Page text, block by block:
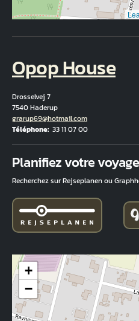
Opop House
Drosselvej 7
7540 Haderup
Courriel
grarup69@hotmail.com
Téléphone 33 11 07 00
Planifiez votre voyage
Recherchez sur Rejseplanen ou
+
−